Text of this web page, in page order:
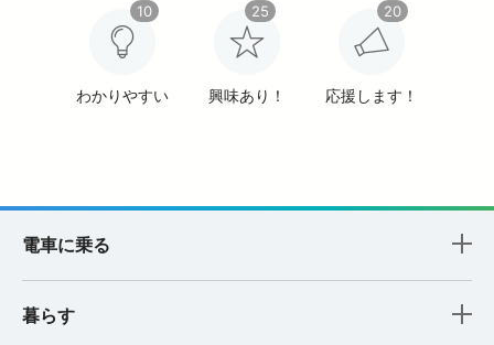
わかりやすい
10
興味あり！
25
応援します！
20
電車に乗る
暮らす